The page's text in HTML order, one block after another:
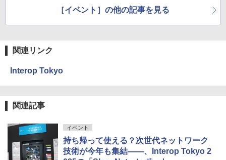
［イベント］の他の記事を見る
関連リンク
Interop Tokyo
関連記事
イベント
持ち帰って使える？次世代ネットワーク
技術が今年も集結――、Interop Tokyo 2